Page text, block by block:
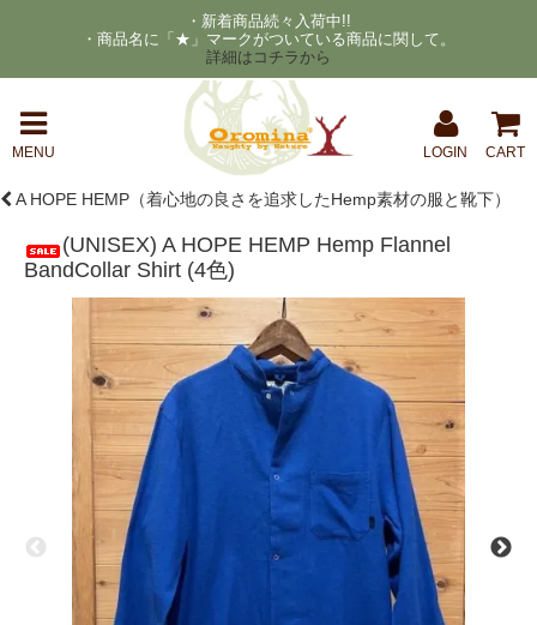
・新着商品続々入荷中!!
・商品名に「★」マークがついている商品に関して。
詳細はコチラから
MENU LOGIN CART
A HOPE HEMP（着心地の良さを追求したHemp素材の服と靴下）
(UNISEX) A HOPE HEMP Hemp Flannel
BandCollar Shirt (4色)